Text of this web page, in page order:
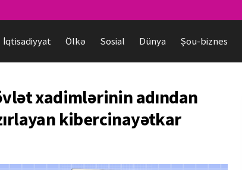
İqtisadiyyat Ölkə Sosial Dünya Şou-biznes
xadimlərinin adından
kibercinayətkar